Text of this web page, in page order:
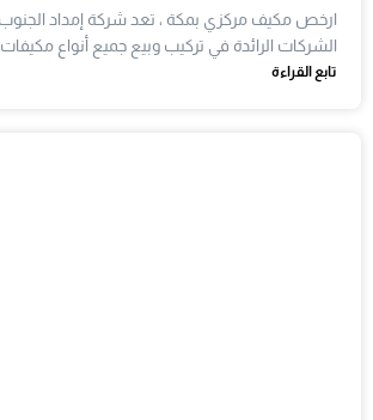
ارخص مكيف مركزي بمكة ، تعد شركة إمداد
الشركات الرائدة في تركيب وبيع جميع أنواع مكيفات
تابع القراءة